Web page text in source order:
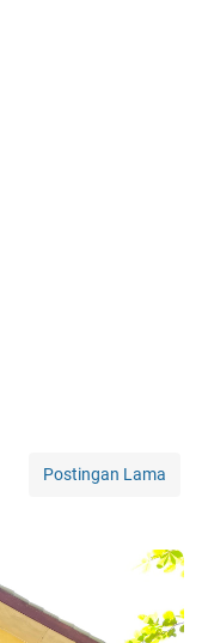
Postingan Lama